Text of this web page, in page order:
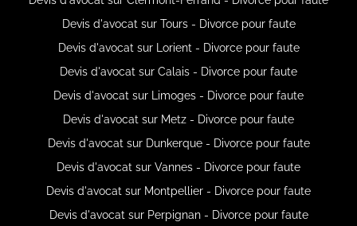
Devis d'avocat sur Tours - Divorce pour faute
Devis d'avocat sur Lorient - Divorce pour faute
Devis d'avocat sur Calais - Divorce pour faute
Devis d'avocat sur Limoges - Divorce pour faute
Devis d'avocat sur Metz - Divorce pour faute
Devis d'avocat sur Dunkerque - Divorce pour faute
Devis d'avocat sur Vannes - Divorce pour faute
Devis d'avocat sur Montpellier - Divorce pour faute
Devis d'avocat sur Perpignan - Divorce pour faute